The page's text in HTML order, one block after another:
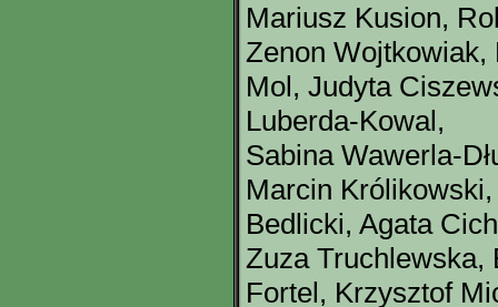
Mariusz Kusion,
Zenon
Mol, Judyta
Luberda-Kowal,
Sabina Wawerla-
Marcin
Bedlicki, Agata
Zuza Truchlewska,
Fortel, Krzysztof